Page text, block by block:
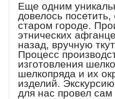
Еще одним
довелось
старом городе.
этнических
назад, вручную
Процесс
изготовления
шелкопряда и их
изделий.
для нас провел